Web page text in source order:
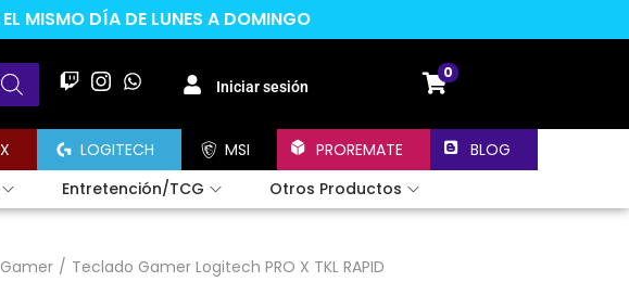
MISMO DÍA DE LUNES A DOMINGO
Iniciar sesión
0
LOGITECH MSI PROREMATE
BLOG
Entretención/TCG Otros Productos
/ Teclado Gamer Logitech PRO X TKL RAPID